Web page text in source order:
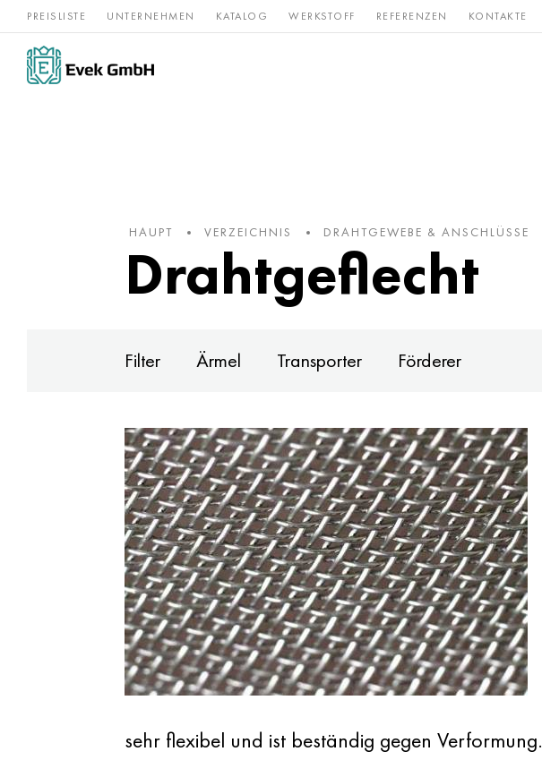
PREISLISTE UNTERNEHMEN KATALOG WERKSTOFF REFERENZEN KONTAKTE
Nickel Rostfreier Seltene Erden &
HAUPT VERZEICHNIS DRAHTGEWEBE & ANSCHLÜSSE
Drahtgeflecht
Filter Ärmel Transporter Förderer
sehr flexibel und ist beständig gegen Verformung.